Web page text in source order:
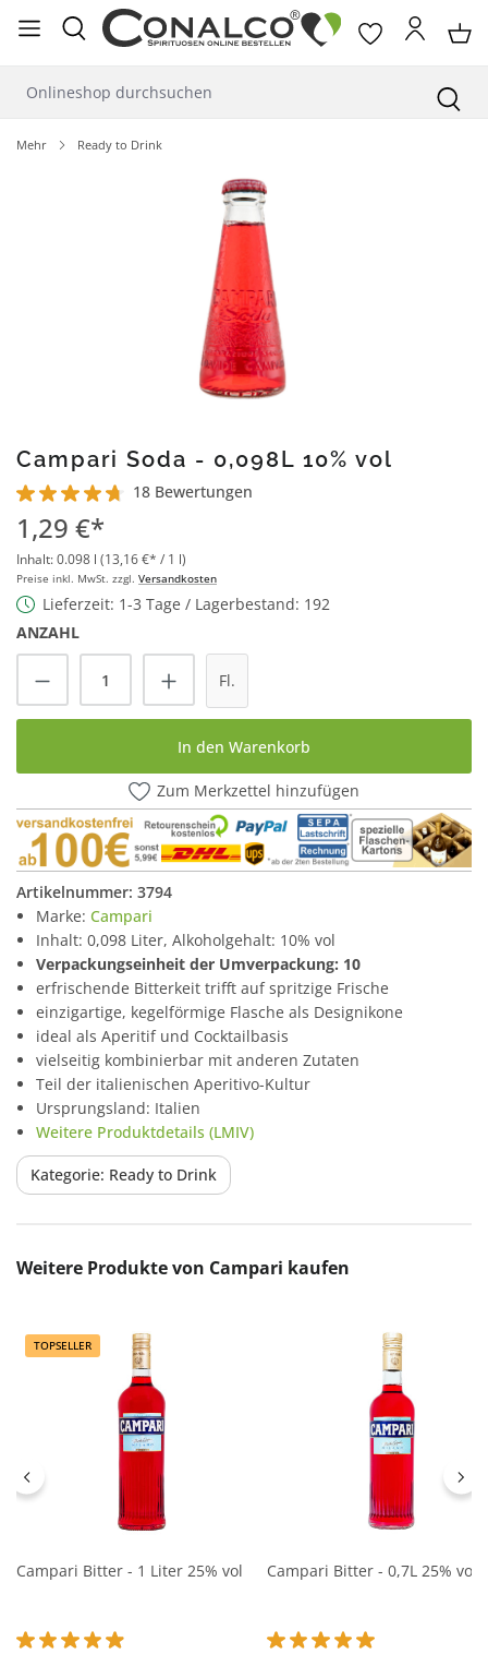
springen
Mehr Ready to Drink
Campari Soda - 0,098L 10% vol
Durchschnittliche Bewertung von 4.8 von 5 Sternen
18 Bewertungen
1,29 €*
Inhalt:0.098 l (13,16 €* / 1 l)
Preise inkl. MwSt. zzgl. Versandkosten
Lieferzeit: 1-3 Tage / Lagerbestand: 192
ANZAHL
Produkt Anzahl: Gib den gewünschten
Fl.
In den Warenkorb
Zum Merkzettel hinzufügen
Artikelnummer: 3794
Marke: Campari
Inhalt: 0,098 Liter, Alkoholgehalt: 10% vol
Verpackungseinheit der Umverpackung: 10
erfrischende Bitterkeit trifft auf spritzige Frische
einzigartige, kegelförmige Flasche als Designikone
ideal als Aperitif und Cocktailbasis
vielseitig kombinierbar mit anderen Zutaten
Teil der italienischen Aperitivo-Kultur
Ursprungsland: Italien
Weitere Produktdetails (LMIV)
Kategorie: Ready to Drink
Produktgalerie überspringen
Weitere Produkte von Campari kaufen
TOPSELLER
Campari Bitter - 1 Liter 25% vol Campari Bitter - 0,7L 25% vol